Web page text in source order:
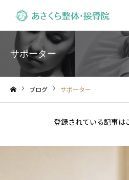
サポーター
ブログ サポーター
登録されている記事は